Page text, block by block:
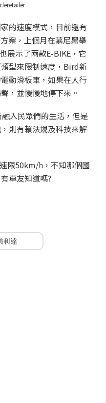
的速度模式，目前還有
案，上個月在慕尼黑舉
展示了兩款E-BIKE，它
型來限制速度，Bird新
動滑板車，如果在人行
，並慢慢地停下來。
入民眾們的生活，但是
則有賴法規及科技來解
限50km/h，不知哪個國
車友知道嗎?
利達